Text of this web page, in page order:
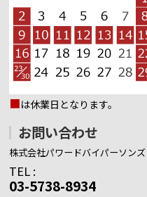
■は休業日となります。
お問い合わせ
株式会社パワードバイパーソンズ
TEL :
03-5738-8934